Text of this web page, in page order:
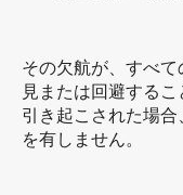
その欠航が、すべ
見または回避する
引き起こされた場
を有しません。